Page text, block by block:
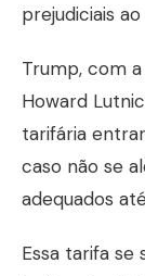
prejudiciais
Trump, com
Howard
tarifária
caso não se
adequados
Essa tarifa se